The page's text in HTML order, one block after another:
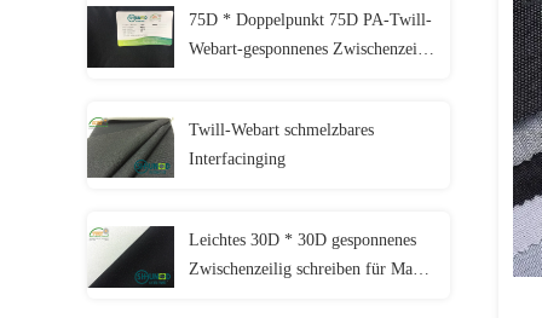
75D * Doppelpunkt 75D PA-Twill-
Webart-gesponnenes Zwischenzeilig
Twill-Webart schmelzbares
Interfacinging
Leichtes 30D * 30D gesponnenes
Zwischenzeilig schreiben für Mann-